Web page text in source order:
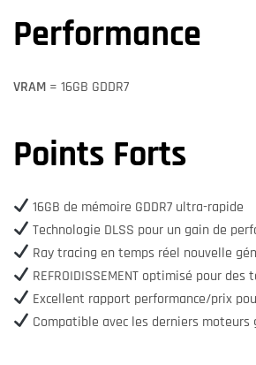
Performance
VRAM = 16GB GDDR7
Points Forts
16GB de mémoire GDDR7 ultra-rapide
Technologie DLSS pour un gain de
Ray tracing en temps réel nouvelle
REFROIDISSEMENT optimisé pour
Excellent rapport performance/prix
Compatible avec les derniers moteurs